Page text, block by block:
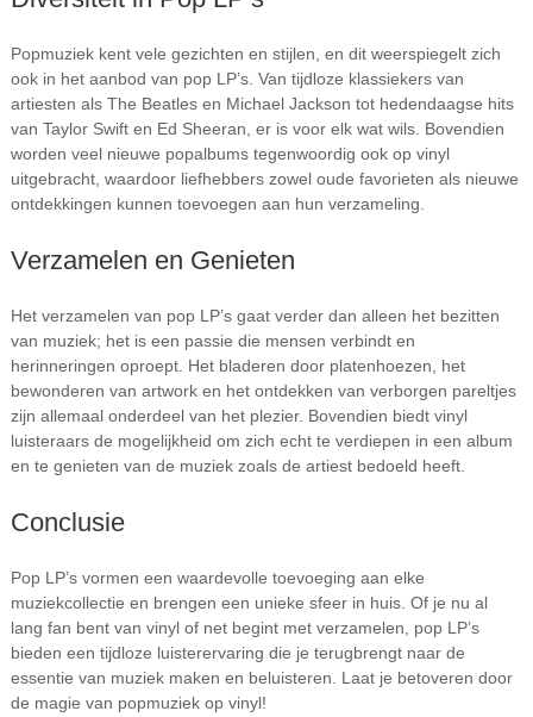
Popmuziek kent vele gezichten en stijlen, en dit weerspiegelt zich
ook in het aanbod van pop LP’s. Van tijdloze klassiekers van
artiesten als The Beatles en Michael Jackson tot hedendaagse hits
van Taylor Swift en Ed Sheeran, er is voor elk wat wils. Bovendien
worden veel nieuwe popalbums tegenwoordig ook op vinyl
uitgebracht, waardoor liefhebbers zowel oude favorieten als nieuwe
ontdekkingen kunnen toevoegen aan hun verzameling.
Verzamelen en Genieten
Het verzamelen van pop LP’s gaat verder dan alleen het bezitten
van muziek; het is een passie die mensen verbindt en
herinneringen oproept. Het bladeren door platenhoezen, het
bewonderen van artwork en het ontdekken van verborgen pareltjes
zijn allemaal onderdeel van het plezier. Bovendien biedt vinyl
luisteraars de mogelijkheid om zich echt te verdiepen in een album
en te genieten van de muziek zoals de artiest bedoeld heeft.
Conclusie
Pop LP’s vormen een waardevolle toevoeging aan elke
muziekcollectie en brengen een unieke sfeer in huis. Of je nu al
lang fan bent van vinyl of net begint met verzamelen, pop LP’s
bieden een tijdloze luisterervaring die je terugbrengt naar de
essentie van muziek maken en beluisteren. Laat je betoveren door
de magie van popmuziek op vinyl!